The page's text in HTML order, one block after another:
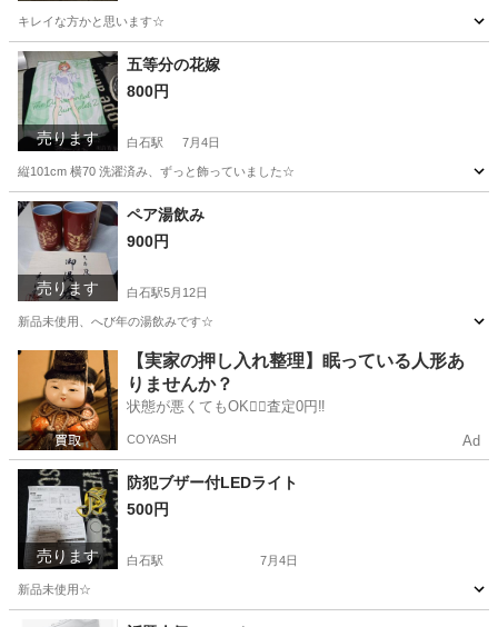
キレイな方かと思います☆
宮城 白石市 白石駅 靴
売ります
五等分の花嫁
800円
白石駅 7月4日
縦101cm 横70 洗濯済み、ずっと飾っていました☆
宮城 白石市 白石駅
売ります
ペア湯飲み
900円
白石駅5月12日
新品未使用、へび年の湯飲みです☆
宮城 白石市 白石駅 食器 新品
【実家の押し入れ整理】眠っている人形あ
りませんか？
状態が悪くてもOK🙆‍♀️査定0円‼️
COYASH Ad
売ります
防犯ブザー付LEDライト
500円
白石駅 7月4日
新品未使用☆
白石市 白石駅 防災、セキュリティ